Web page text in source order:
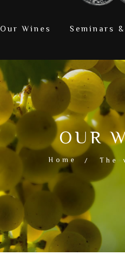
Our Wines Seminars
OUR
Home The